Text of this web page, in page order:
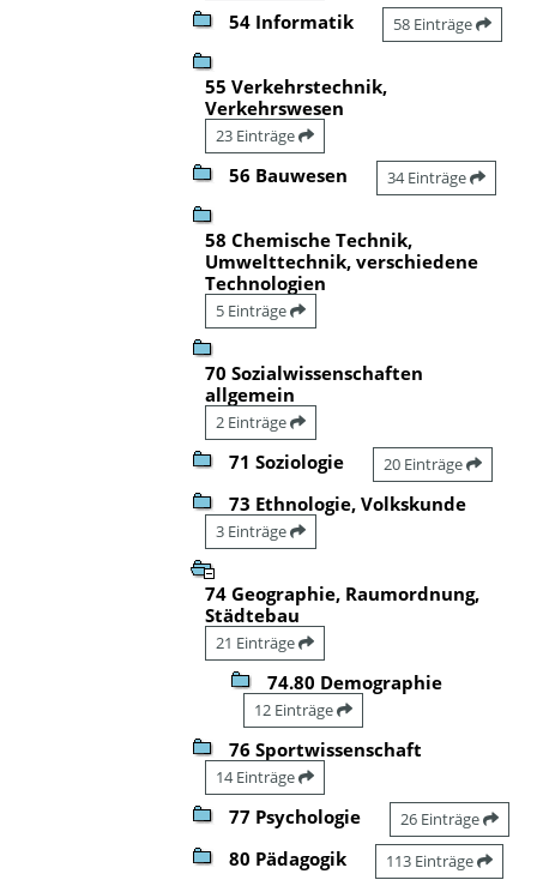
54 Informatik 58 Einträge
55 Verkehrstechnik,
Verkehrswesen
23 Einträge
56 Bauwesen 34 Einträge
58 Chemische Technik,
Umwelttechnik, verschiedene
Technologien
5 Einträge
70 Sozialwissenschaften
allgemein
2 Einträge
71 Soziologie 20 Einträge
73 Ethnologie, Volkskunde
3 Einträge
74 Geographie, Raumordnung,
Städtebau
21 Einträge
74.80 Demographie
12 Einträge
76 Sportwissenschaft
14 Einträge
77 Psychologie 26 Einträge
80 Pädagogik 113 Einträge